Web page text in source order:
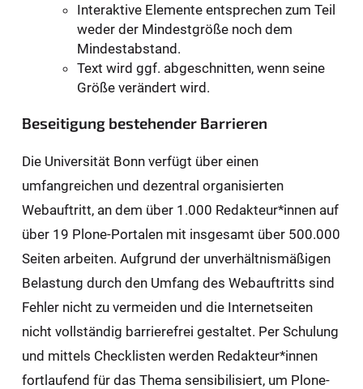
Interaktive Elemente entsprechen zum Teil
weder der Mindestgröße noch dem
Mindestabstand.
Text wird ggf. abgeschnitten, wenn seine
Größe verändert wird.
Beseitigung bestehender Barrieren
Die Universität Bonn verfügt über einen
umfangreichen und dezentral organisierten
Webauftritt, an dem über 1.000 Redakteur*innen auf
über 19 Plone-Portalen mit insgesamt über 500.000
Seiten arbeiten. Aufgrund der unverhältnismäßigen
Belastung durch den Umfang des Webauftritts sind
Fehler nicht zu vermeiden und die Internetseiten
nicht vollständig barrierefrei gestaltet. Per Schulung
und mittels Checklisten werden Redakteur*innen
fortlaufend für das Thema sensibilisiert, um Plone-